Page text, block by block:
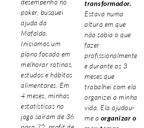
desempenho no
poker, busquei
ajuda da
Mafalda.
Iniciamos um
plano focado em
melhorar rotinas,
estudos e hábitos
alimentares. Em
4 meses, minhas
estatísticas no
jogo saíram de 36
transformador.
Estava numa
altura em que
não sabia o que
fazer
profissionalmente
e durante os 3
meses que
trabalhei com ela
organizei a minha
vida. Ela ajudou-
me a organizar o